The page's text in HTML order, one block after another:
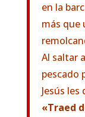
en la
más que
Al saltar
pescado
Jesús les
«Traed